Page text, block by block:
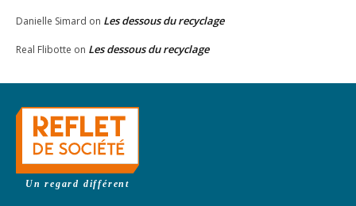
Danielle Simard on Les dessous du recyclage
Real Flibotte on Les dessous du recyclage
Un regard différent